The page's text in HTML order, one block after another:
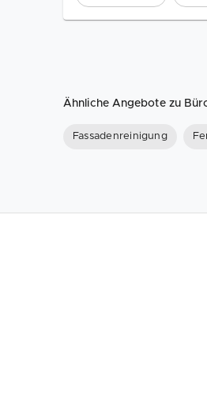
Ähnliche Angebote zu
Fassadenreinigung